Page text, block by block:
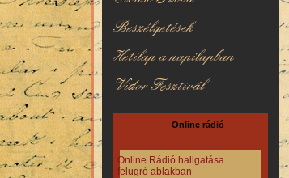
Beszélgetések
Hetilap a napilapban
Vidor Fesztivál
Online rádió
Online Rádió hallgatása
felugró ablakban